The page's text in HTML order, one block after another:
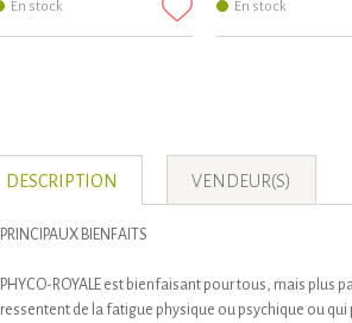
En stock En stock
DESCRIPTION VENDEUR(S)
PRINCIPAUX BIENFAITS
PHYCO-ROYALE est bienfaisant pour tous, mais
ressentent de la fatigue physique ou psychique ou